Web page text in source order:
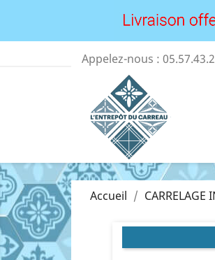
Appelez-nous :
Accueil CARRELAGE